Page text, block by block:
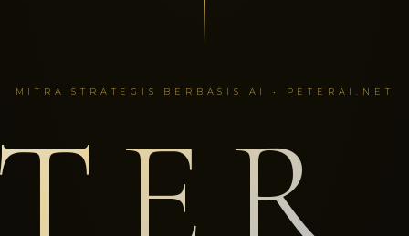
MITRA STRATEGIS BERBASIS AI • PETERAI.NET